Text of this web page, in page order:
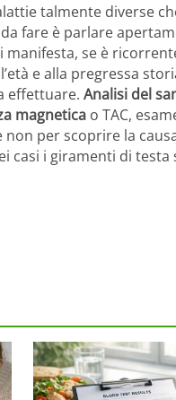
talmente diverse
fare è parlare
se è
e alla pregressa
effettuare. Analisi del
magnetica o TAC,
per scoprire la
casi i giramenti di